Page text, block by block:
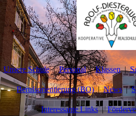
Unsere Schule Personal Klassen
Berufsorientierung (BO) News
Interessante Links